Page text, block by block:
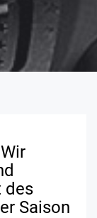
des
Saison